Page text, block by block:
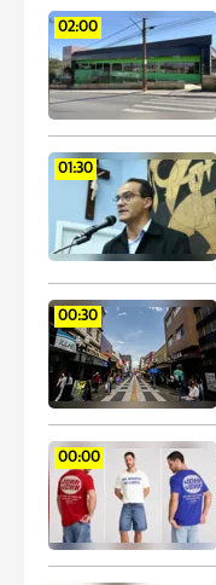
02:00
01:30
00:30
00:00